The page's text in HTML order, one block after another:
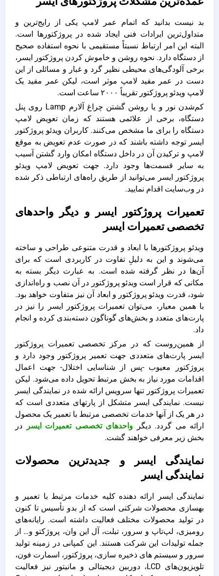
بد نیست بدانید که اتمام عمر لامپ یکی از رایج‌ترین و
متداول‌ترین ایرادات فنی ایجاد شده در پروژکتورها است.
البته این امر ارتباط نسبتاً مستقیمی با نحوه استفاده صحیح
از دستگاه دارد. نحوه روشن و خاموش کردن پروژکتور ایسر،
برخی آلودگی‌های محیطی نظیر گرد و غبار و مسائلی از این
دست در عمر مفید لامپ موثر است، لیکن عمر مفید یک
لامپ ویدئو پروژکتور تقریباً ۲۰۰۰ ساعت است.
کم‌شدن نور و یا روشن گشتن چراغ آلارم Lamp روی پنل
دستگاه، برخی از علائمی هستند که زمان تعویض لامپ
دستگاه را برای ما مشخص می‌کنند. کاربران ویدئو پروژکتور
ایسر توجه داشته باشند که در صورت عدم تعویض به موقع
لامپ و ترکیدن آن در داخل دستگاه امکان وارد گشتن آسیب
به سایر قسمت‌ها وجود دارد. جهت تعویض لامپ ویدئو
پروژکتور ایسر می‌توانید از طریق راه‌های ارتباطی ذکر شده
در وب‌سایت اقدام نمایید.
تعمیرات پروژکتور ایسر و دیگر واحدهای
تخصصی تعمیرات ایسر
ویدئو پروژکتورها با ابعاد و قدرت متنوعی طراحی و ساخته
می‌شوند و این به دلیلِ تفاوت در کاربردی است که برای
آن‌ها در نظر گرفته شده است. به عبارت دیگر بسته به
مکانی که قرار است ویدئو پروژکتور در آن نصب و راه‌اندازی
شود، قدرت ویدئو پروژکتور و ابعاد آن نیز متفاوت خواهد بود.
با همین معیار، می‌توان تعمیرات پروژکتور ایسر را نیز در
پارت‌های متعدد و بخش‌های گوناگون دسته‌بندی کرده و انجام
داد.
از همین‌روست که در مرکز تخصصی تعمیرات پروژکتور
ایسر پارت‌های متعددی جهت تعمیر پروژکتور وجود دارد و
پروژکتور معیوب -پس از شناسایی اختلال- جهت اعمال
اقدامات مورد نیاز به بخش مرتبط تحویل داده می‌شود. لیکن
تعمیرات پروژکتور تنها سرویس ارائه شده در نمایندگی ایسر
نیست. نمایندگی ایسر متشکل از پارتهای متعددی است که
در هر یک از آنها خدمات تخصصی مرتبط با تعمیر یک محصول
ارائه می گردد. دیگر واحدهای تخصصی تعمیرات ایسر
در
بخش زیر معرفی خواهند گشت.
نمایندگی ایسر و جدیدترین محصولات
نمایندگی ایسر
نمایندگی ایسر ارائه دهنده کلیه خدمات مرتبط با تعمیر و
بهسازی محصولات شرکتی است که از بدو تأسیس تا کنون
در تولید محصولات مختلف فعالیت داشته است. رایانه‌های
رومیزی، لپ‌تاپ و سرور، تبلت، آل این وان، پروژکتو و… از
جمله تولیدات این شرکت هستند. این کمپانی در زمینه تولید
سرور و سیستم های ذخیره سازی، پروژکتور، اسمارت فون‌،
تلویزیون‌های LCD، دوربین‌ دیجیتالی و مانیتور نیز فعالیت